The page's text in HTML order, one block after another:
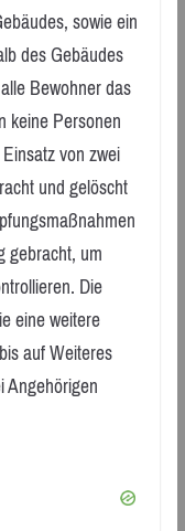
sowie ein
des Gebäudes
Bewohner das
keine Personen
von zwei
und gelöscht
gebracht, um
Die
eine weitere
auf Weiteres
Angehörigen